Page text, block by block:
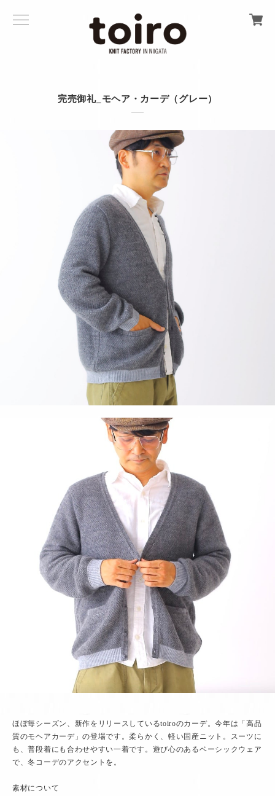
完売御礼_モヘア・カーデ（グレー）
ほぼ毎シーズン、新作をリリースしているtoiroのカーデ。今年は「高品
質のモヘアカーデ」の登場です。柔らかく、軽い国産ニット。スーツに
も、普段着にも合わせやすい一着です。遊び心のあるベーシックウェア
で、冬コーデのアクセントを。
素材について